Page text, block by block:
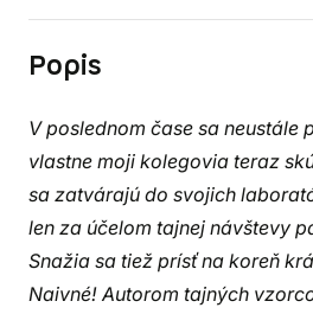
Popis
V poslednom čase sa neustále
vlastne moji kolegovia teraz
sa zatvárajú do svojich
len za účelom tajnej návštevy
Snažia sa tiež prísť na koreň
Naivné! Autorom tajných